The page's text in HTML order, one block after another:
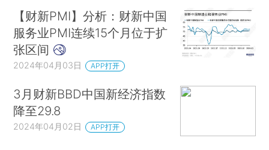
【财新PMI】分析：财新中国
服务业PMI连续15个月位于扩
张区间
2024年04月03日 APP打开
3月财新BBD中国新经济指数
降至29.8
2024年04月02日 APP打开